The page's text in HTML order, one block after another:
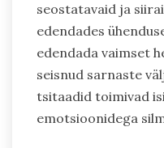
seostatavaid ja
edendades
edendada vaimset
seisnud sarnaste
tsitaadid toimivad
emotsioonidega